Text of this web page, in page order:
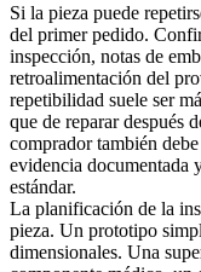
Si la pieza puede
del primer pedido.
inspección, notas de
retroalimentación del
repetibilidad suele ser
que de reparar después
comprador también
evidencia documentada
estándar.
La planificación de la
pieza. Un prototipo
dimensionales. Una